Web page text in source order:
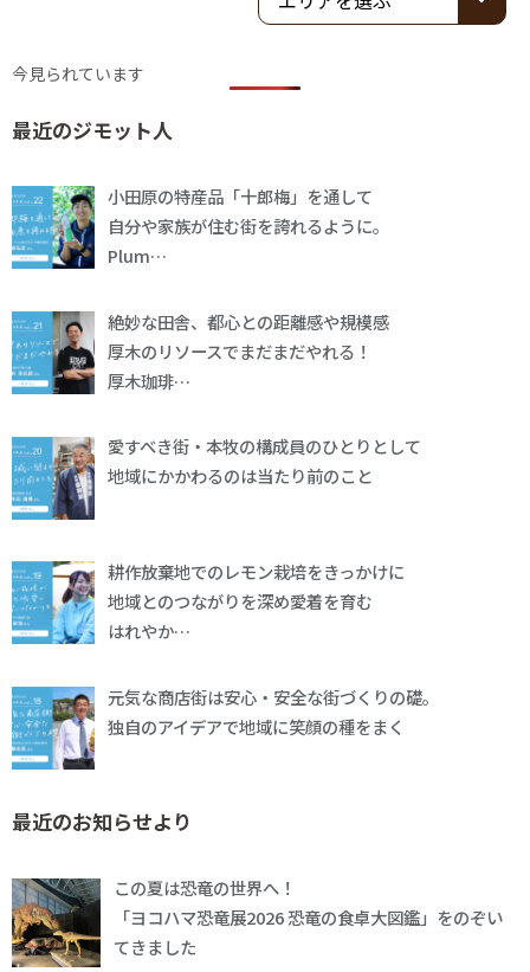
今見られています
最近のジモット人
小田原の特産品「十郎梅」を通して
自分や家族が住む街を誇れるように。
Plum…
絶妙な田舎、都心との距離感や規模感
厚木のリソースでまだまだやれる！
厚木珈琲…
愛すべき街・本牧の構成員のひとりとして
地域にかかわるのは当たり前のこと
耕作放棄地でのレモン栽培をきっかけに
地域とのつながりを深め愛着を育む
はれやか…
元気な商店街は安心・安全な街づくりの礎。
独自のアイデアで地域に笑顔の種をまく
最近のお知らせより
この夏は恐竜の世界へ！
「ヨコハマ恐竜展2026 恐竜の食卓大図鑑」をのぞい
てきました